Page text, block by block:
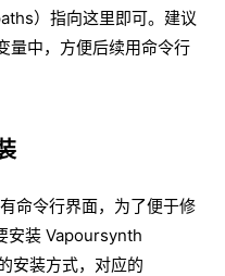
）指向这里即可。建议
量中，方便后续用命令行
命令行界面，为了便于修
安装 Vapoursynth
安装方式，对应的